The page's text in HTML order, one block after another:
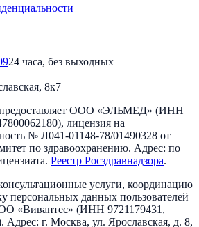
24 часа, без выходных
8к7
ООО «ЭЛЬМЕД» (ИНН
), лицензия на
№ Л041-01148-78/01490328 от
по здравоохранению. Адрес: по
. Реестр Росздравнадзора.
услуги, координацию
персональных данных пользователей
«Вивантес» (ИНН 9721179431 ,
Адрес: г. Москва, ул. Ярославская, д. 8,